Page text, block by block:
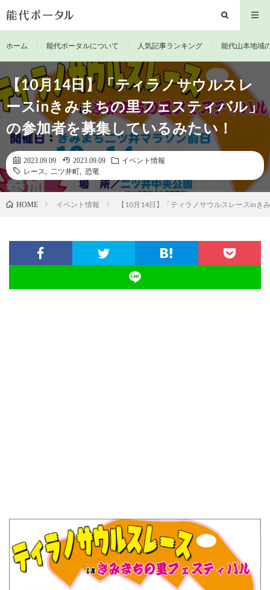
ホーム 能代ポータルについて 人気記事ランキング 能代山本地域
【10月14日】「ティラノサウルスレ
ースinきみまちの里フェスティバル」
の参加者を募集しているみたい！
2023.09.09 2023.09.09
イベント情報
レース
二ツ井町 恐竜
HOME イベント情報 【10月14日】「ティラノサウルスレースinき